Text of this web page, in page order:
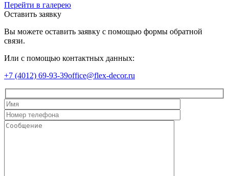
Перейти в галерею
Оставить заявку
Вы можете оставить заявку с помощью формы обратной
связи.
Или с помощью контактных данных:
+7 (4012) 69-93-39office@flex-decor.ru